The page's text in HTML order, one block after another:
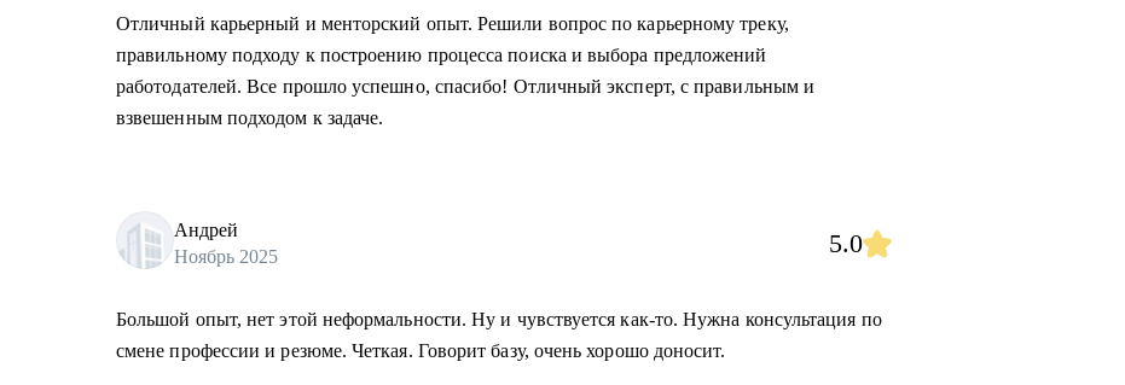
Отличный карьерный и менторский опыт. Решили вопрос по карьерному треку,
правильному подходу к построению процесса поиска и выбора предложений
работодателей. Все прошло успешно, спасибо! Отличный эксперт, с правильным и
взвешенным подходом к задаче.
Андрей
Ноябрь 2025
5.0
Большой опыт, нет этой неформальности. Ну и чувствуется как-то. Нужна консультация по
смене профессии и резюме. Четкая. Говорит базу, очень хорошо доносит.